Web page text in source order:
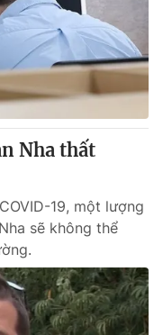
Nha thất
19, một lượng
sẽ không thể